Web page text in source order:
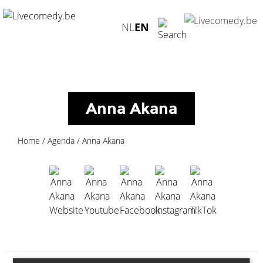
NL EN
Anna Akana ">
Anna Akana
Home / Agenda / Anna Akana